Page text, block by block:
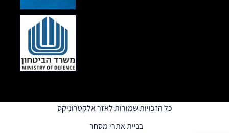
כל הזכויות שמורות לאזר אלקטרוניקס
בניית אתרי מסחר